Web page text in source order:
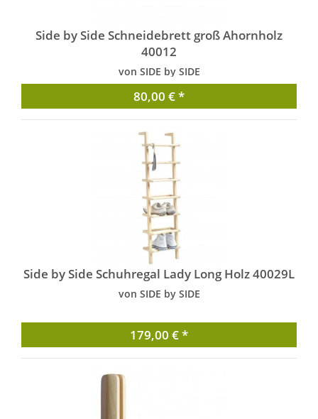
Side by Side Schneidebrett groß Ahornholz
40012
von SIDE by SIDE
80,00 € *
Side by Side Schuhregal Lady Long Holz 40029L
von SIDE by SIDE
179,00 € *